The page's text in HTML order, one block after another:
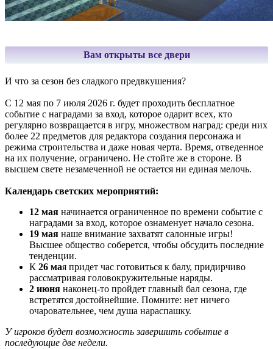
Вам открыты все двери
И что за сезон без сладкого предвкушения?
С 12 мая по 7 июля 2026 г. будет проходить бесплатное
событие с наградами за вход, которое одарит всех, кто
регулярно возвращается в игру, множеством наград: среди них
более 22 предметов для редактора создания персонажа и
режима строительства и даже новая черта. Время, отведенное
на их получение, ограничено. Не стойте же в стороне. В
высшем свете незамеченной не остается ни единая мелочь.
Календарь светских мероприятий:
12 мая начинается ограниченное по времени событие с
наградами за вход, которое ознаменует начало сезона.
19 мая наше внимание захватят салонные игры!
Высшее общество соберется, чтобы обсудить последние
тенденции.
К 26 мая придет час готовиться к балу, придирчиво
рассматривая головокружительные наряды.
2 июня наконец-то пройдет главный бал сезона, где
встретятся достойнейшие. Помните: нет ничего
очаровательнее, чем душа нараспашку.
У игроков будет возможность завершить событие в
последующие две недели.